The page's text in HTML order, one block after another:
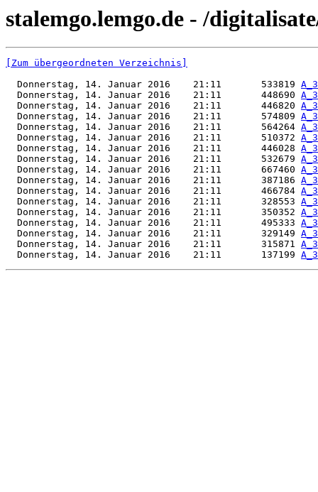
stalemgo.lemgo.de - /
[Zum übergeordneten Verzeichnis]
  Donnerstag, 14. Januar 2016    21:11       533819
  Donnerstag, 14. Januar 2016    21:11       448690
  Donnerstag, 14. Januar 2016    21:11       446820
  Donnerstag, 14. Januar 2016    21:11       574809
  Donnerstag, 14. Januar 2016    21:11       564264
  Donnerstag, 14. Januar 2016    21:11       510372
  Donnerstag, 14. Januar 2016    21:11       446028
  Donnerstag, 14. Januar 2016    21:11       532679
  Donnerstag, 14. Januar 2016    21:11       667460
  Donnerstag, 14. Januar 2016    21:11       387186
  Donnerstag, 14. Januar 2016    21:11       466784
  Donnerstag, 14. Januar 2016    21:11       328553
  Donnerstag, 14. Januar 2016    21:11       350352
  Donnerstag, 14. Januar 2016    21:11       495333
  Donnerstag, 14. Januar 2016    21:11       329149
  Donnerstag, 14. Januar 2016    21:11       315871
  Donnerstag, 14. Januar 2016    21:11       137199